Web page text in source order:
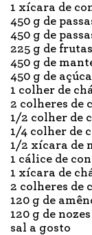
1 xícara de
450 g de
450 g de
225 g de
450 g de
450 g de
1 colher de
2 colheres de
1/2 colher de
1/4 colher de
1/2 xícara de
1 cálice de
1 xícara de
2 colheres de
120 g de
120 g de nozes
sal a gosto